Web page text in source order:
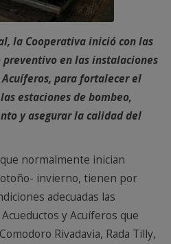
la Cooperativa inició con las
en las instalaciones
para fortalecer el
estaciones de bombeo,
y asegurar la calidad del
normalmente inician
invierno, tienen por
adecuadas las
y Acuíferos que
Rivadavia, Rada Tilly,